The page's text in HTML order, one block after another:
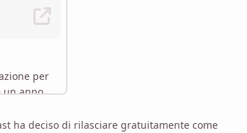
ha deciso di rilasciare gratuitamente come